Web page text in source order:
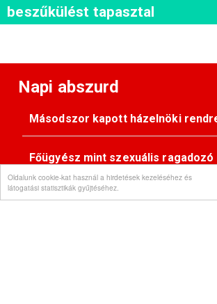
Oldalunk cookie-kat használ a hirdetések kezeléséhez és
látogatási statisztikák gyűjtéséhez.
beszűkülést tapasztal
Napi abszurd
Másodszor kapott házelnöki
Főügyész mint szexuális ragadozó
Pimasz önkényúr